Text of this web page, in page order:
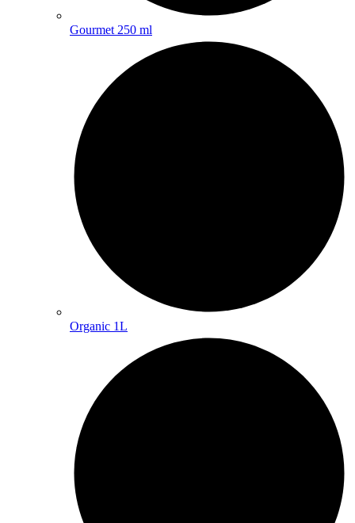
Gourmet 250 ml
Organic 1L